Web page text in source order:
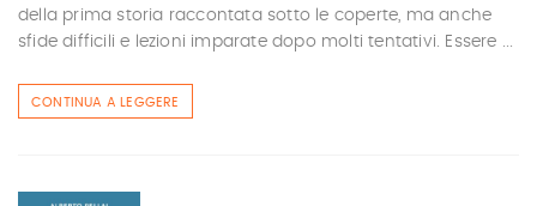
della prima storia raccontata sotto le coperte, ma anche
sfide difficili e lezioni imparate dopo molti tentativi. Essere ...
CONTINUA A LEGGERE